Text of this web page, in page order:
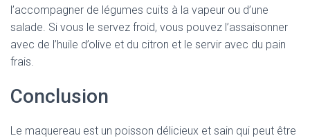
l’accompagner de légumes cuits à la vapeur ou d’une
salade. Si vous le servez froid, vous pouvez l’assaisonner
avec de l’huile d’olive et du citron et le servir avec du pain
frais.
Conclusion
Le maquereau est un poisson délicieux et sain qui peut être